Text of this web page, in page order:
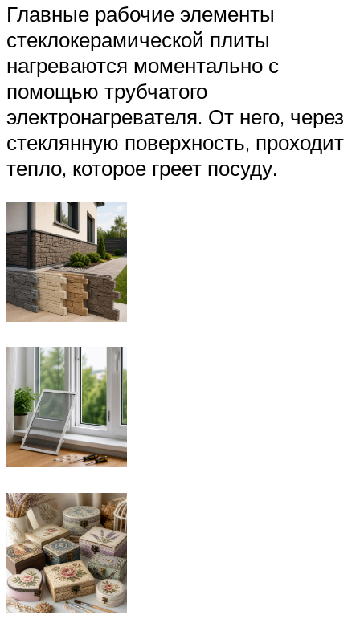
Главные рабочие элементы
стеклокерамической плиты
нагреваются моментально с
помощью трубчатого
электронагревателя. От него, через
стеклянную поверхность, проходит
тепло, которое греет посуду.